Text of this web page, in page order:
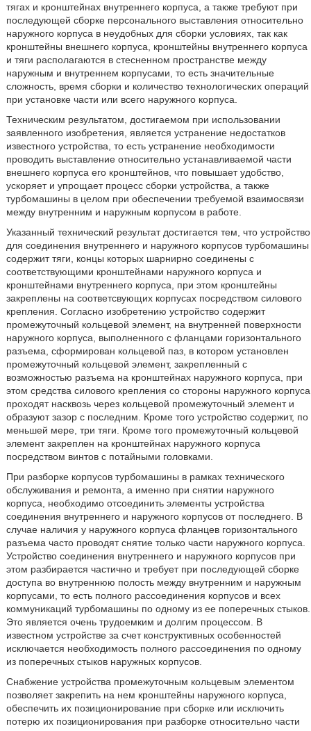
тягах и кронштейнах внутреннего корпуса, а также требуют при
последующей сборке персонального выставления относительно
наружного корпуса в неудобных для сборки условиях, так как
кронштейны внешнего корпуса, кронштейны внутреннего корпуса
и тяги располагаются в стесненном пространстве между
наружным и внутреннем корпусами, то есть значительные
сложность, время сборки и количество технологических операций
при установке части или всего наружного корпуса.
Техническим результатом, достигаемом при использовании
заявленного изобретения, является устранение недостатков
известного устройства, то есть устранение необходимости
проводить выставление относительно устанавливаемой части
внешнего корпуса его кронштейнов, что повышает удобство,
ускоряет и упрощает процесс сборки устройства, а также
турбомашины в целом при обеспечении требуемой взаимосвязи
между внутренним и наружным корпусом в работе.
Указанный технический результат достигается тем, что устройство
для соединения внутреннего и наружного корпусов турбомашины
содержит тяги, концы которых шарнирно соединены с
соответствующими кронштейнами наружного корпуса и
кронштейнами внутреннего корпуса, при этом кронштейны
закреплены на соответсвующих корпусах посредством силового
крепления. Согласно изобретению устройство содержит
промежуточный кольцевой элемент, на внутренней поверхности
наружного корпуса, выполненного с фланцами горизонтального
разъема, сформирован кольцевой паз, в котором установлен
промежуточный кольцевой элемент, закрепленный с
возможностью разъема на кронштейнах наружного корпуса, при
этом средства силового крепления со стороны наружного корпуса
проходят насквозь через кольцевой промежуточный элемент и
образуют зазор с последним. Кроме того устройство содержит, по
меньшей мере, три тяги. Кроме того промежуточный кольцевой
элемент закреплен на кронштейнах наружного корпуса
посредством винтов с потайными головками.
При разборке корпусов турбомашины в рамках технического
обслуживания и ремонта, а именно при снятии наружного
корпуса, необходимо отсоединить элементы устройства
соединения внутреннего и наружного корпусов от последнего. В
случае наличия у наружного корпуса фланцев горизонтального
разъема часто проводят снятие только части наружного корпуса.
Устройство соединения внутреннего и наружного корпусов при
этом разбирается частично и требует при последующей сборке
доступа во внутреннюю полость между внутренним и наружным
корпусами, то есть полного рассоединения корпусов и всех
коммуникаций турбомашины по одному из ее поперечных стыков.
Это является очень трудоемким и долгим процессом. В
известном устройстве за счет конструктивных особенностей
исключается необходимость полного рассоединения по одному
из поперечных стыков наружных корпусов.
Снабжение устройства промежуточным кольцевым элементом
позволяет закрепить на нем кронштейны наружного корпуса,
обеспечить их позиционирование при сборке или исключить
потерю их позиционирования при разборке относительно части